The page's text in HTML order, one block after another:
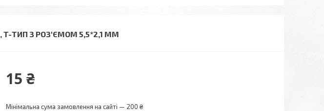
T-ТИП З РОЗ'ЄМОМ 5,5*2,1 ММ
15 ₴
Мінімальна сума замовлення на сайті — 200 ₴